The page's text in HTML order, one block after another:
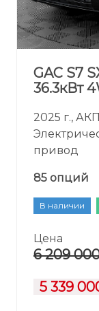
GAC S7
36.3кВт
2025 г.,
привод
85 опций
В наличии
Цена
6 209
5 339